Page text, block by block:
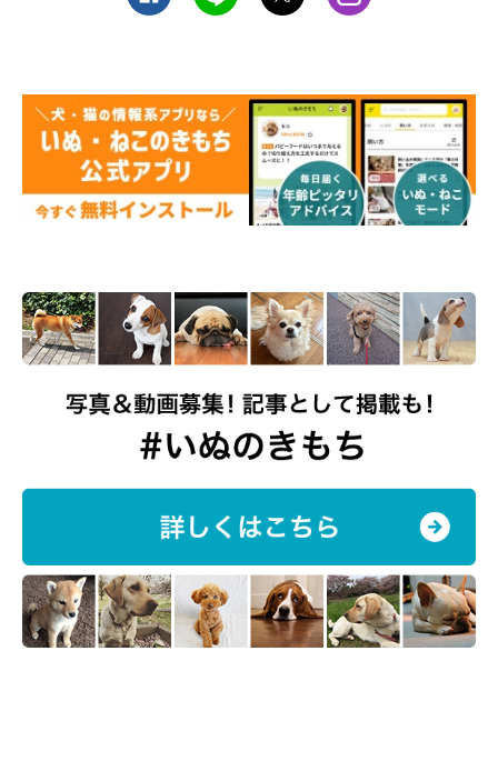
モカちゃんを家族にお迎えして、2カ月が経過しました。トイレ
やしつけなど、飼い主さんご家族はすべてのことが初めてだった
といい、「どの方法が正解なのかわからず悩んだりと、試行錯誤
の日々だった」と振り返ります。
クスクと成長していくモカちゃんの姿に癒され、「生活がより一
層楽しく、充実するようになった」と飼い主さんは感じているよ
うです。